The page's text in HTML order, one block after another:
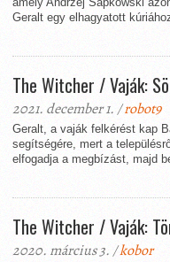
Geralt egy elhagyatott
The Witcher / Vaják:
2021. december 1. /robot9
Geralt, a vaják felkérést kap
segítségére, mert a
elfogadja a megbízást, majd
The Witcher / Vaják:
2020. március 3. /kobor